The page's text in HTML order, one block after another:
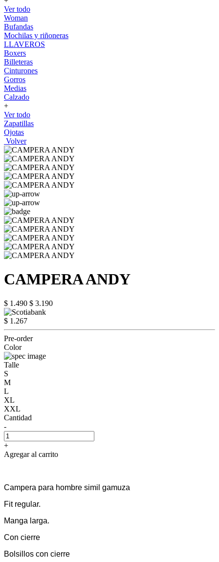
Ver todo
Woman
Bufandas
Mochilas y riñoneras
LLAVEROS
Boxers
Billeteras
Cinturones
Gorros
Medias
Calzado
+
Ver todo
Zapatillas
Ojotas
Volver
CAMPERA ANDY
$ 1.490 $ 3.190
$ 1.267
Pre-order
Color
Talle
S
M
L
XL
XXL
Cantidad
-
+
Agregar al carrito
Campera para hombre simil gamuza
Fit regular.
Manga larga.
Con cierre
Bolsillos con cierre